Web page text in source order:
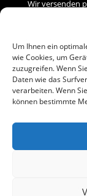
Um Ihnen ein
wie Cookies, um
zuzugreifen. Wenn
Daten wie das
verarbeiten. Wenn
können bestimmte
Wir versenden
Versand
Zahlung
Telefon (0 91